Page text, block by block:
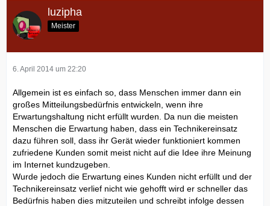
luzipha
Meister
6. April 2014 um 22:20
Allgemein ist es einfach so, dass Menschen immer dann ein
großes Mitteilungsbedürfnis entwickeln, wenn ihre
Erwartungshaltung nicht erfüllt wurden. Da nun die meisten
Menschen die Erwartung haben, dass ein Technikereinsatz
dazu führen soll, dass ihr Gerät wieder funktioniert kommen
zufriedene Kunden somit meist nicht auf die Idee ihre Meinung
im Internet kundzugeben.
Wurde jedoch die Erwartung eines Kunden nicht erfüllt und der
Technikereinsatz verlief nicht wie gehofft wird er schneller das
Bedürfnis haben dies mitzuteilen und schreibt infolge dessen